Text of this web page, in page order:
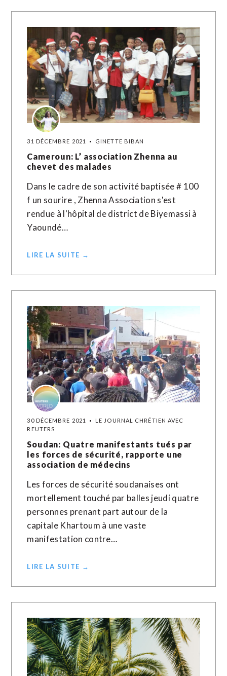
31 DÉCEMBRE 2021 GINETTE BIBAN
Cameroun: L’ association Zhenna au
chevet des malades
Dans le cadre de son activité baptisée # 100
f un sourire , Zhenna Association s'est
rendue à l'hôpital de district de Biyemassi à
Yaoundé…
LIRE LA SUITE →
30 DÉCEMBRE 2021
LE JOURNAL CHRÉTIEN AVEC
REUTERS
Soudan: Quatre manifestants tués par
les forces de sécurité, rapporte une
association de médecins
Les forces de sécurité soudanaises ont
mortellement touché par balles jeudi quatre
personnes prenant part autour de la
capitale Khartoum à une vaste
manifestation contre…
LIRE LA SUITE →